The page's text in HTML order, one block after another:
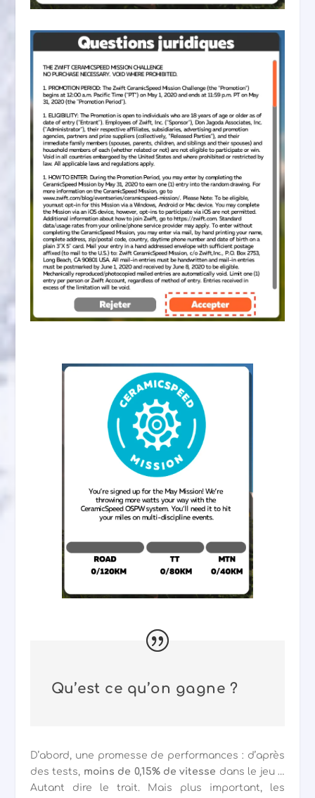
Qu’est ce qu’on gagne ?
D’abord, une promesse de performances : d’après
des tests, moins de 0,15% de vitesse dans le jeu …
Autant dire le trait. Mais plus important, les